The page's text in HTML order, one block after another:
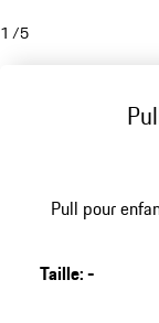
1 /5
Pull pour
Taille:-